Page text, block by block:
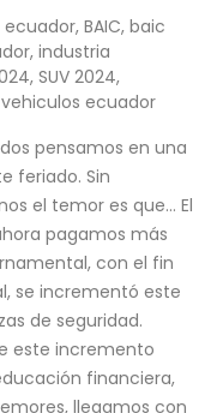
ecuador,BAIC,baic
,industria
,SUV 2024,
vehiculos ecuador
pensamos en una
feriado. Sin
el temor es que… El
pagamos más
con el fin
se incrementó este
de seguridad.
este incremento
financiera,
llegamos con